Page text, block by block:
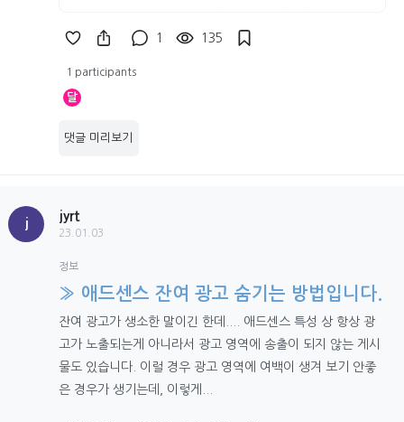
1 135
1 participants
달
댓글 미리보기
j
jyrt
23.01.03
정보
» 애드센스 잔여 광고 숨기는 방법입니다.
잔여 광고가 생소한 말이긴 한데.... 애드센스 특성 상 항상 광
고가 노출되는게 아니라서 광고 영역에 송출이 되지 않는 게시
물도 있습니다. 이럴 경우 광고 영역에 여백이 생겨 보기 안좋
은 경우가 생기는데, 이렇게...